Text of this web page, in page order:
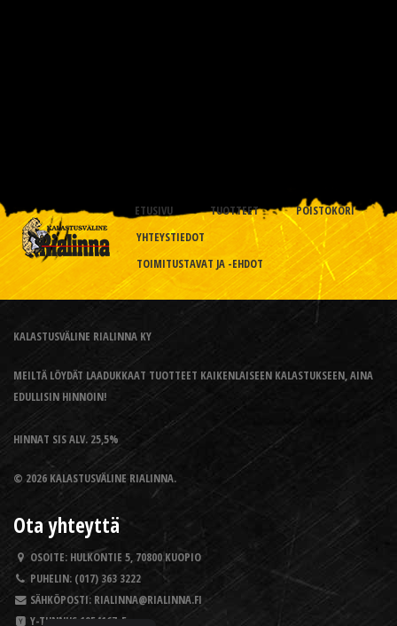
ETUSIVU TUOTTEET
POISTOKORI
YHTEYSTIEDOT
TOIMITUSTAVAT JA -EHDOT
KALASTUSVÄLINE RIALINNA KY
MEILTÄ LÖYDÄT LAADUKKAAT TUOTTEET KAIKENLAISEEN KALASTUKSEEN, AINA
EDULLISIN HINNOIN!
HINNAT SIS ALV. 25,5%
© 2026 KALASTUSVÄLINE RIALINNA.
Ota yhteyttä
OSOITE: HULKONTIE 5, 70800 KUOPIO
PUHELIN: (017) 363 3222
SÄHKÖPOSTI: RIALINNA@RIALINNA.FI
Y-TUNNUS 1954167-5